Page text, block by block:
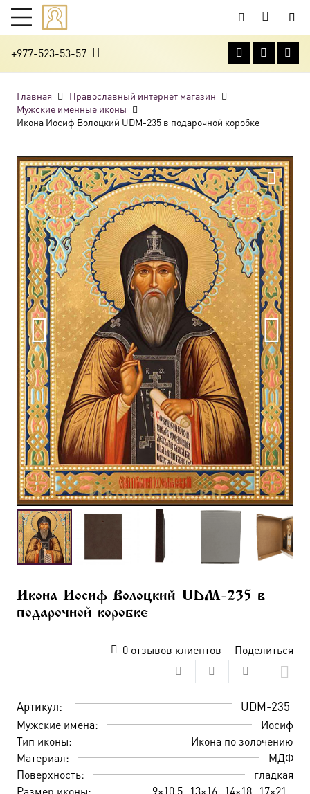
+977-523-53-57
Главная
Православный интернет магазин
Мужские именные иконы
Икона Иосиф Волоцкий UDM-235 в подарочной коробке
Икона Иосиф Волоцкий UDM-235 в
подарочной коробке
0отзывов клиентов Поделиться
Артикул: UDM-235
Мужские имена:
Иосиф
Тип иконы:
Икона по золочению
Материал:
МДФ
Поверхность:
гладкая
Размер иконы:
9×10.5 13×16 14×18 17×21